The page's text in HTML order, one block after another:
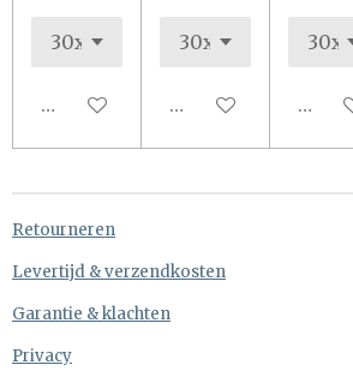
In winkelwagenIn winkelwagen
In
Retourneren
Levertijd & verzendkosten
Garantie & klachten
Privacy